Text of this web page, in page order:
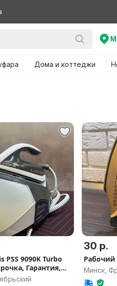
Дома и коттеджи
PSS 9090K Turbo
Гарантия,
30 р.
Рабочий
Минск,